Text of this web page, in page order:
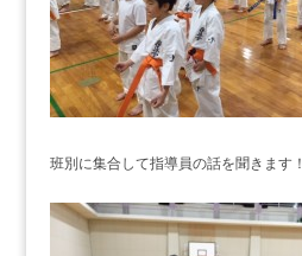
班別に集合して指導員の話を聞きます！